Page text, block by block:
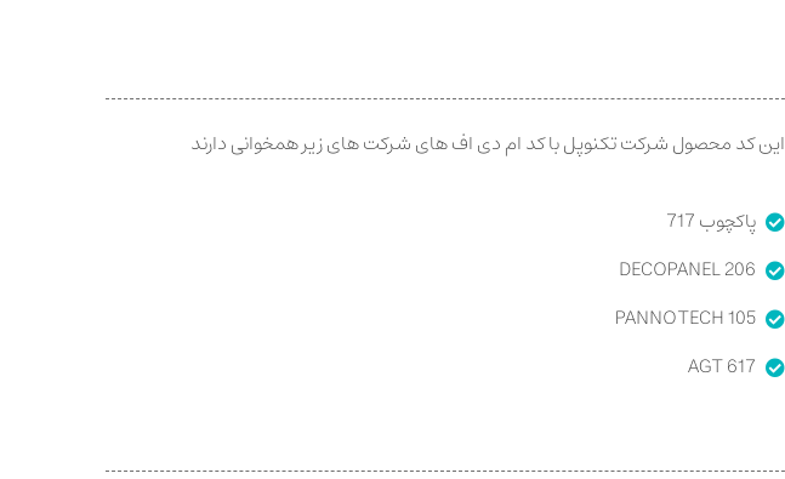
این کد محصول شرکت تکنوپل با کد ام دی اف های شرکت های زیر همخوانی دارند
پاکچوب 717
DECOPANEL 206
PANNOTECH 105
AGT 617